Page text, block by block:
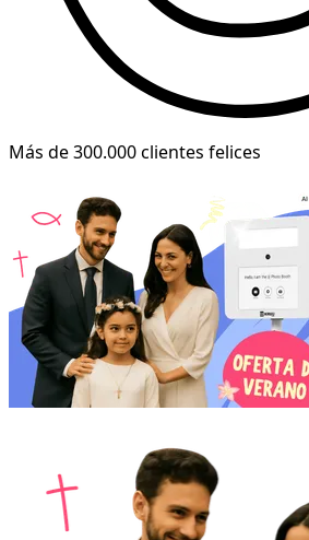
Más de 300.000 clientes felices